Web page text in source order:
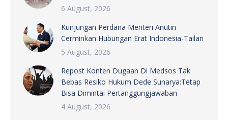
6 August, 2026
Kunjungan Perdana Menteri Anutin
Cerminkan Hubungan Erat Indonesia-Tailan
5 August, 2026
Repost Konten Dugaan Di Medsos Tak
Bebas Resiko Hukum Dede Sunarya:Tetap
Bisa Dimintai Pertanggungjawaban
4 August, 2026